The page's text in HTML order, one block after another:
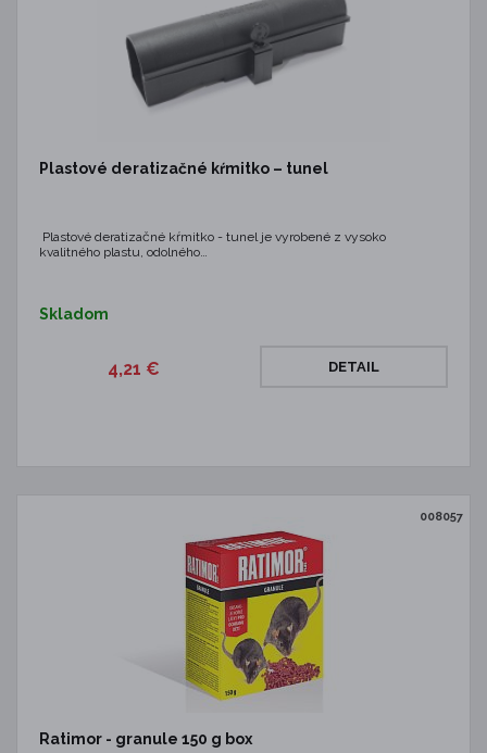
Plastové deratizačné kŕmitko – tunel
Plastové deratizačné kŕmitko - tunel je vyrobené z vysoko
kvalitného plastu, odolného…
Skladom
4,21 € DETAIL
008057
Ratimor - granule 150 g box